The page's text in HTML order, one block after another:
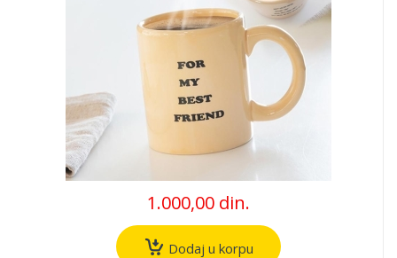
1.000,00 din.
Dodaj u korpu